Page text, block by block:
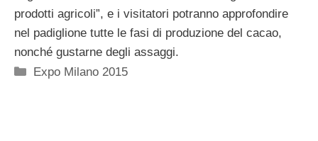
prodotti agricoli”, e i visitatori potranno approfondire
nel padiglione tutte le fasi di produzione del cacao,
nonché gustarne degli assaggi.
Categorie
Expo Milano 2015